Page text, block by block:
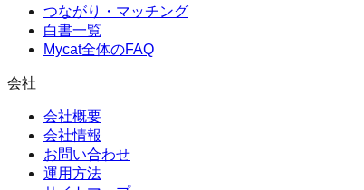
つながり・マッチング
白書一覧
Mycat全体のFAQ
会社
会社概要
会社情報
お問い合わせ
運用方法